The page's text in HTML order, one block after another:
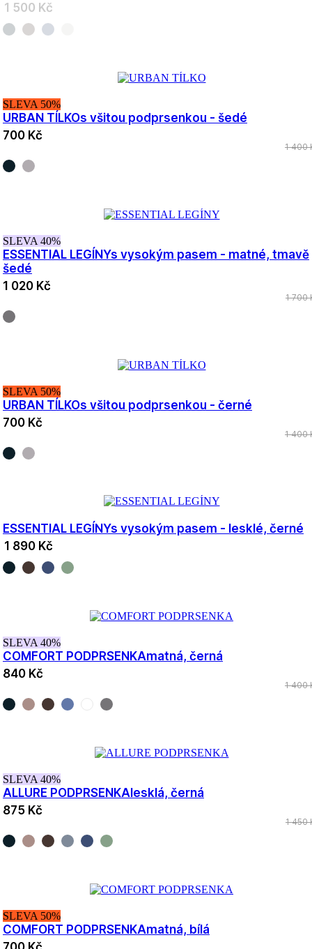
1 500 Kč
SLEVA 50%
URBAN TÍLKOs všitou podprsenkou - šedé
700 Kč
1 400
SLEVA 40%
ESSENTIAL LEGÍNYs vysokým pasem - matné, tmavě
šedé
1 020 Kč
1 700
SLEVA 50%
URBAN TÍLKOs všitou podprsenkou - černé
700 Kč
1 400
ESSENTIAL LEGÍNYs vysokým pasem - lesklé, černé
1 890 Kč
SLEVA 40%
COMFORT PODPRSENKAmatná, černá
840 Kč
1 400
SLEVA 40%
ALLURE PODPRSENKAlesklá, černá
875 Kč
1 450
SLEVA 50%
COMFORT PODPRSENKAmatná, bílá